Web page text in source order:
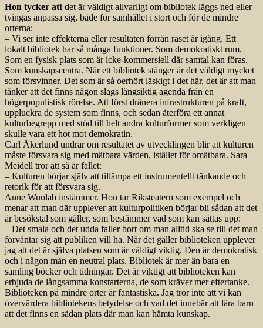
Hon tycker att det är väldigt allvarligt om bibliotek läggs ned eller
tvingas anpassa sig, både för samhället i stort och för de mindre
orterna:
– Vi ser inte effekterna eller resultaten förrän raset är igång. Ett
lokalt bibliotek har så många funktioner. Som demokratiskt rum.
Som en fysisk plats som är icke-kommersiell där samtal kan föras.
Som kunskapscentra. När ett bibliotek stänger är det väldigt mycket
som försvinner. Det som är så oerhört läskigt i det här, det är att man
tänker att det finns någon slags långsiktig agenda från en
högerpopulistisk rörelse. Att först dränera infrastrukturen på kraft,
uppluckra de system som finns, och sedan återföra ett annat
kulturbegrepp med stöd till helt andra kulturformer som verkligen
skulle vara ett hot mot demokratin.
Carl Åkerlund undrar om resultatet av utvecklingen blir att kulturen
måste försvara sig med mätbara värden, istället för omätbara. Sara
Meidell tror att så är fallet:
– Kulturen börjar själv att tillämpa ett instrumentellt tänkande och
retorik för att försvara sig.
Anne Wuolab instämmer. Hon tar Riksteatern som exempel och
menar att man där upplever att kulturpolitiken börjar bli sådan att det
är besökstal som gäller, som bestämmer vad som kan sättas upp:
– Det smala och det udda faller bort om man alltid ska se till det man
förväntar sig att publiken vill ha. När det gäller biblioteken upplever
jag att det är själva platsen som är väldigt viktig. Den är demokratisk
och i någon mån en neutral plats. Bibliotek är mer än bara en
samling böcker och tidningar. Det är viktigt att biblioteken kan
erbjuda de långsamma konstarterna, de som kräver mer eftertanke.
Biblioteken på mindre orter är fantastiska. Jag tror inte att vi kan
övervärdera bibliotekens betydelse och vad det innebär att lära barn
att det finns en sådan plats där man kan hämta kunskap.